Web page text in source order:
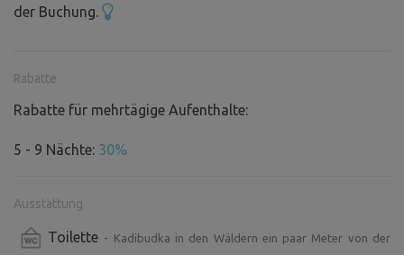
der Buchung.
Rabatte
Rabatte für mehrtägige Aufenthalte:
5 - 9 Nächte: 30%
Ausstattung
Toilette - Kadibudka in den Wäldern ein paar Meter von der